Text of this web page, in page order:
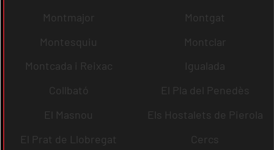
Montmajor
Montgat
Montesquiu
Montclar
Montcada i Reixac
Igualada
Collbató
El Pla del Penedès
El Masnou
Els Hostalets de Pierola
El Prat de Llobregat
Cercs